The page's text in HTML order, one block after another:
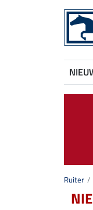
Ruiter